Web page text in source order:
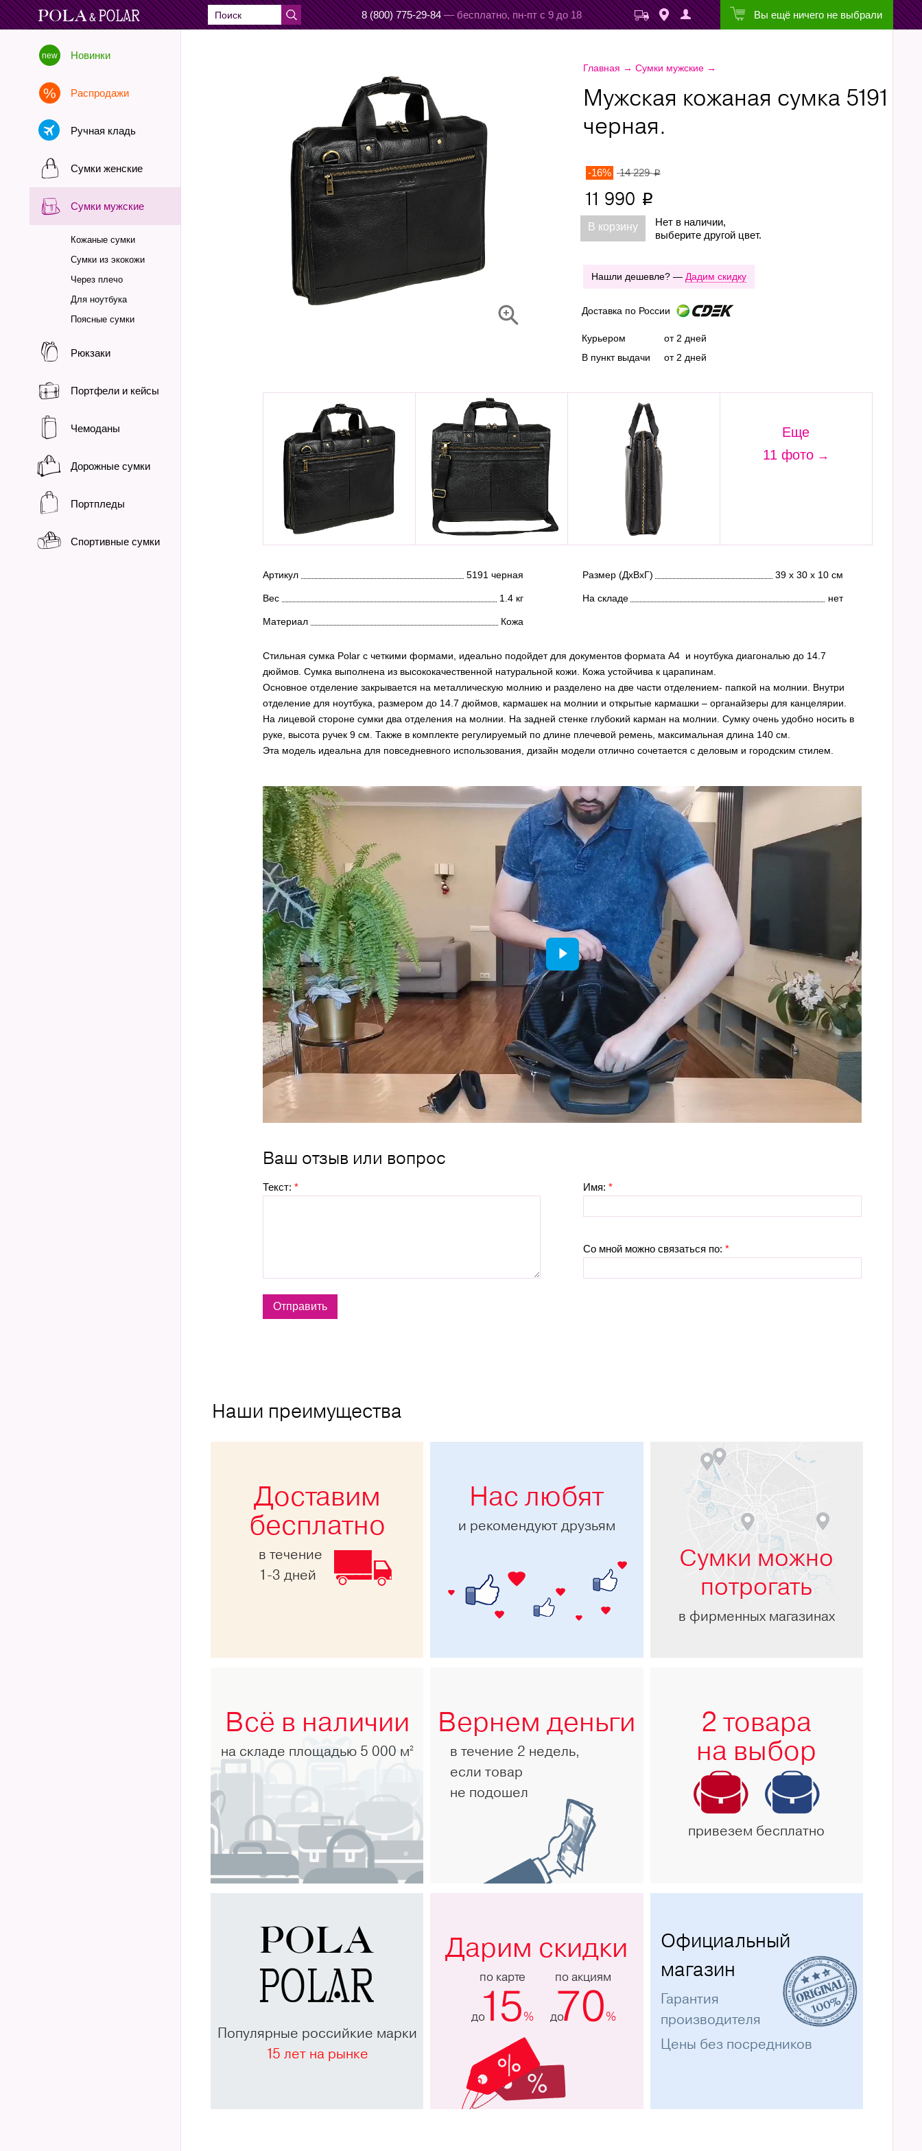
8 (800) 775-29-84 — бесплатно, пн-пт с 9 до 18 Вы ещё ничего не выбрали
Новинки
Распродажи
Ручная кладь
Сумки женские
Сумки мужские
Кожаные сумки
Сумки из экокожи
Через плечо
Для ноутбука
Поясные сумки
Рюкзаки
Портфели и кейсы
Чемоданы
Дорожные сумки
Портпледы
Спортивные сумки
Главная → Сумки мужские→
Мужская кожаная сумка 5191
черная.
-16% 14 229p
11 990 p
В корзину
Нет в наличии,
выберите другой цвет.
Нашли дешевле? — Дадим скидку
Доставка по России
Курьером
В пункт выдачи
от 2 дней
от 2 дней
Еще
11 фото
Артикул 5191 черная Размер (ДхВхГ) 39 х 30 х 10 см
Вес 1.4 кг На складе нет
Материал Кожа
Стильная сумка Polar с четкими формами, идеально подойдет для документов формата А4 и ноутбука диагональю до 14.7
дюймов. Сумка выполнена из высококачественной натуральной кожи. Кожа устойчива к царапинам.
Основное отделение закрывается на металлическую молнию и разделено на две части отделением- папкой на молнии. Внутри
отделение для ноутбука, размером до 14.7 дюймов, кармашек на молнии и открытые кармашки – органайзеры для канцелярии.
На лицевой стороне сумки два отделения на молнии. На задней стенке глубокий карман на молнии. Сумку очень удобно носить в
руке, высота ручек 9 см. Также в комплекте регулируемый по длине плечевой ремень, максимальная длина 140 см.
Эта модель идеальна для повседневного использования, дизайн модели отлично сочетается с деловым и городским стилем.
Ваш отзыв или вопрос
Текст: * Имя:*
Со мной можно связаться по:*
Наши преимущества
Доставим
бесплатно
в течение
1-3 дней
Нас любят
и рекомендуют друзьям
Сумки можно
потрогать
в фирменных магазинах
Всё в наличии
на складе площадью 5 000 м2
Вернем деньги
в течение 2 недель,
если товар
не подошел
2 товара
на выбор
привезем бесплатно
Популярные российкие марки
15 лет на рынке
Дарим скидки
по карте
до15%
по акциям
до
70%
Официальный
магазин
Гарантия
производителя
Цены без посредников